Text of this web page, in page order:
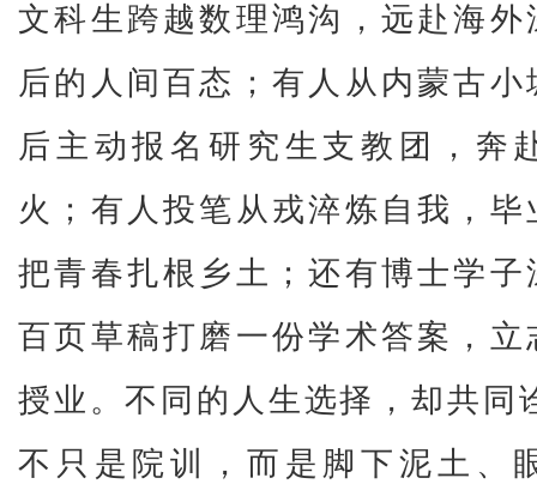
文科生跨越数理鸿沟，远赴海
后的人间百态；有人从内蒙古
后主动报名研究生支教团，奔
火；有人投笔从戎淬炼自我，
把青春扎根乡土；还有博士学
百页草稿打磨一份学术答案，
授业。不同的人生选择，却共同
不只是院训，而是脚下泥土、